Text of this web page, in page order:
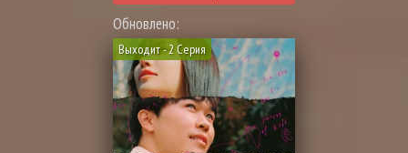
Обновлено:
Выходит - 2 Серия